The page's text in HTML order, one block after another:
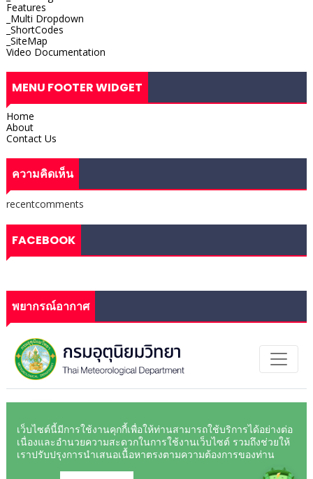
Features
_Multi Dropdown
_ShortCodes
_SiteMap
Video Documentation
MENU FOOTER WIDGET
Home
About
Contact Us
ความคิดเห็น
recentcomments
FACEBOOK
พยากรณ์อากาศ